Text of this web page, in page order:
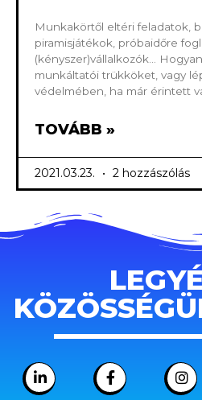
Munkakörtől eltéri feladatok,
piramisjátékok, próbaidőre
(kényszer)vállalkozók…
munkáltatói trükköket, vagy
védelmében, ha már érintett
TOVÁBB »
2021.03.23. 2 hozzászólás